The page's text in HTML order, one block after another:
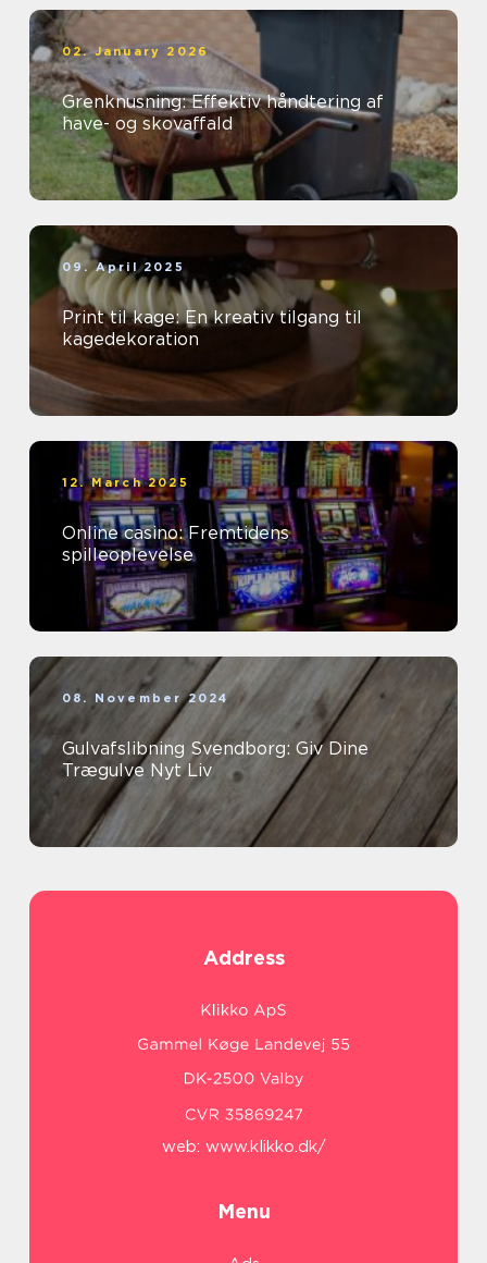
02. January 2026
Grenknusning: Effektiv håndtering af
have- og skovaffald
09. April 2025
Print til kage: En kreativ tilgang til
kagedekoration
12. March 2025
Online casino: Fremtidens
spilleoplevelse
08. November 2024
Gulvafslibning Svendborg: Giv Dine
Trægulve Nyt Liv
Address
web: www.klikko.dk/
Menu